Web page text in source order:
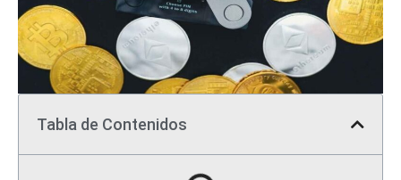
Tabla de Contenidos